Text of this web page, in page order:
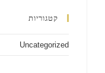
קטגוריות
Uncategorized